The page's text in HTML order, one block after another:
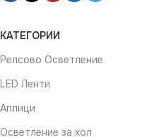
КАТЕГОРИИ
Релсово Осветление
LED Ленти
Аплици
Осветление за хол